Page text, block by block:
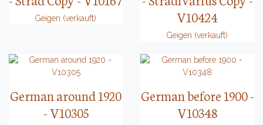
Geigen (verkauft)
V10424
Geigen (verkauft)
German around 1920
- V10305
German before 1900 -
V10348